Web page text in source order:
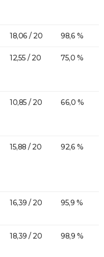
18,06 / 20 98,6 %
12,55 / 20 75,0 %
10,85 / 20 66,0 %
15,88 / 20 92,6 %
16,39 / 20 95,9 %
18,39 / 20 98,9 %